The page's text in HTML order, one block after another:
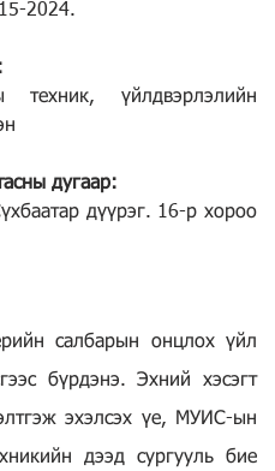
2024.
үйлдвэрлэлийн
дугаар:
дүүрэг. 16-р хороо
салбарын онцлох үйл
бүрдэнэ. Эхний хэсэгт
эхэлсэх үе, МУИС-ын
дээд сургууль бие